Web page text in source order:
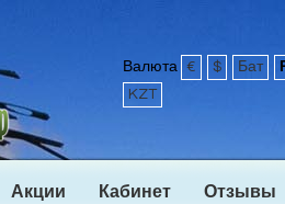
Валюта € $ Бат
KZT
Акции Кабинет Отзывы